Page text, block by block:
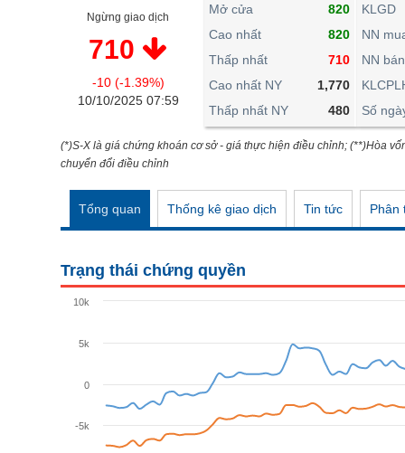
Ngừng giao dịch
710
-10 (-1.39%)
10/10/2025 07:59
Mở cửa
820
Cao nhất
820
Thấp nhất
710
Cao nhất NY
1,770
Thấp nhất NY
480
KLGD
NN
NN bán
Số
(*)S-X là giá chứng khoán cơ sở - giá thực hiện điều chỉnh; (**)Hòa
chuyển đổi điều chỉnh
Tổng quan Thống kê giao dịch Tin tức Phân
Trạng thái chứng quyền
-5k
0
5k
10k
KINH TẾ
THẾ GIỚI
ĐÔNG DƯƠNG
PHÂN TÍCH
VS-SECTOR
NGUYÊN VẬT LIỆU
TIÊU DÙNG KHÔNG THIẾT YẾU
TIÊU DÙNG THIẾT YẾU
CHĂM SÓC SỨC KHỎE